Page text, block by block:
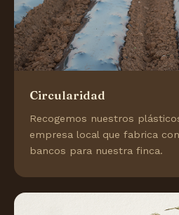
Circularidad
Recogemos nuestros
empresa local que fabrica
bancos para nuestra finca.